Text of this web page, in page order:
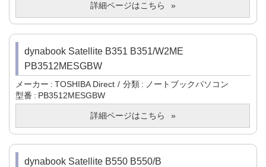
詳細ページはこちら
dynabook Satellite B351 B351/W2ME
PB3512MESGBW
メーカー TOSHIBA Direct 分類
ノートブックパソコン
型番
PB3512MESGBW
詳細ページはこちら
dynabook Satellite B550 B550/B